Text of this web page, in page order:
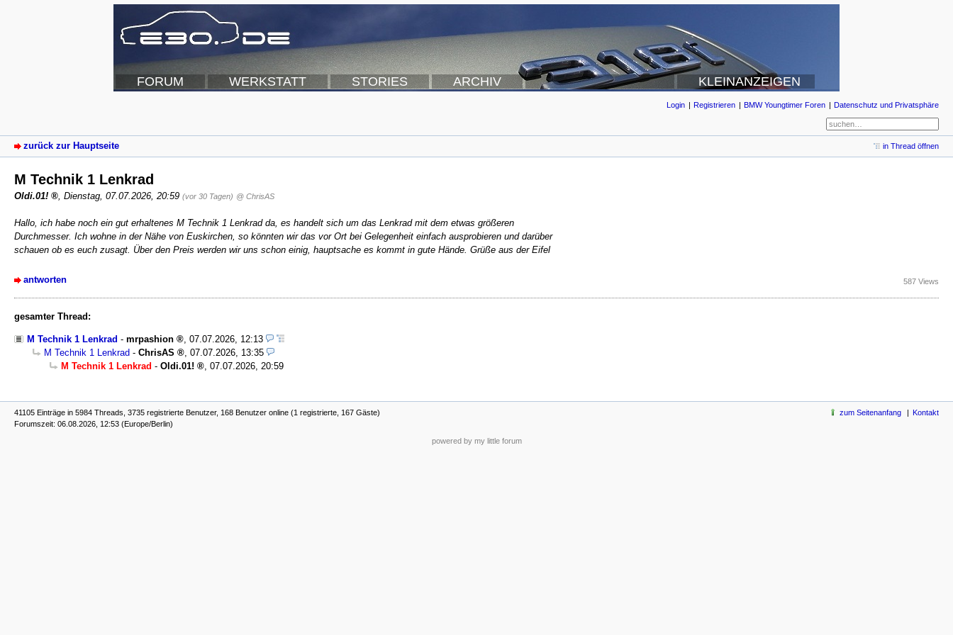
FORUM WERKSTATT STORIES ARCHIV KLEINANZEIGEN
Login Registrieren BMW Youngtimer Foren Datenschutz und Privatsphäre
zurück zur Hauptseite in Thread öffnen
M Technik 1 Lenkrad
Oldi.01! Dienstag, 07.07.2026, 20:59 (vor 30 Tagen) @ ChrisAS
Hallo, ich habe noch ein gut erhaltenes M Technik 1 Lenkrad da, es handelt sich um das Lenkrad mit dem etwas größeren
Durchmesser. Ich wohne in der Nähe von Euskirchen, so könnten wir das vor Ort bei Gelegenheit einfach ausprobieren und darüber
schauen ob es euch zusagt. Über den Preis werden wir uns schon einig, hauptsache es kommt in gute Hände. Grüße aus der Eifel
antworten 587 Views
gesamter Thread:
M Technik 1 Lenkrad - mrpashion
07.07.2026, 12:13
M Technik 1 Lenkrad - ChrisAS
07.07.2026, 13:35
M Technik 1 Lenkrad - Oldi.01! 07.07.2026, 20:59
41105 Einträge in 5984 Threads, 3735 registrierte Benutzer, 168 Benutzer online (1 registrierte, 167 Gäste)
Forumszeit: 06.08.2026, 12:53 (Europe/Berlin)
zum Seitenanfang Kontakt
powered by my little forum